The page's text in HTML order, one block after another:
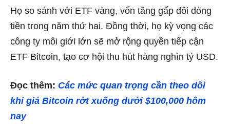
Họ so sánh với ETF vàng, vốn tăng gấp đôi dòng
tiền trong năm thứ hai. Đồng thời, họ kỳ vọng các
công ty môi giới lớn sẽ mở rộng quyền tiếp cận
ETF Bitcoin, tạo cơ hội thu hút hàng nghìn tỷ USD.
Đọc thêm: Các mức quan trọng cần theo dõi
khi giá Bitcoin rớt xuống dưới $100,000 hôm
nay